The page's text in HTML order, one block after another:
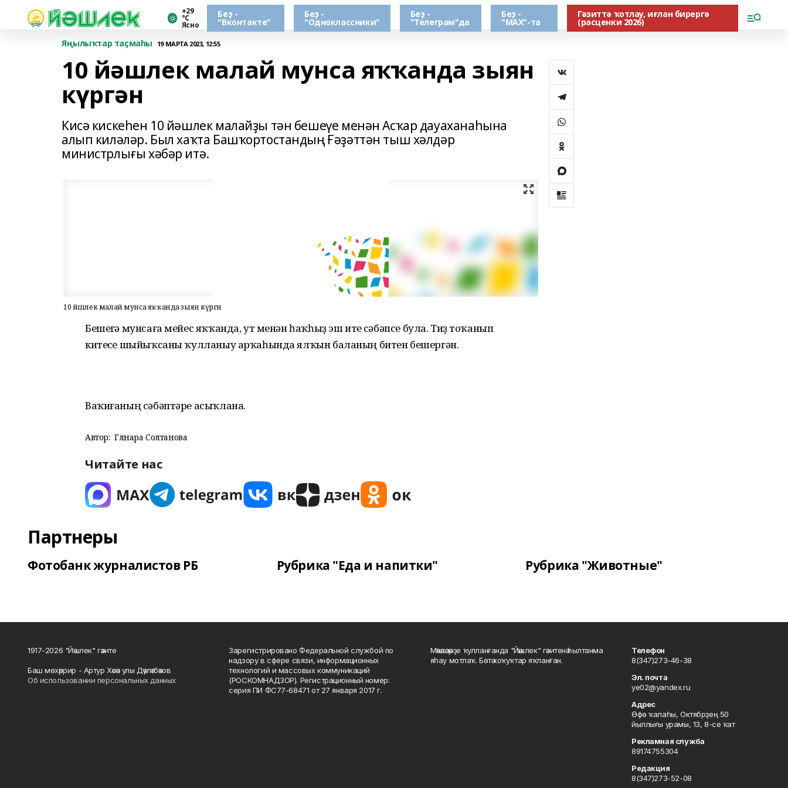
+29
°С
Ясно
Беҙ -
"Вконтакте"
Беҙ -
"Одноклассники"
Беҙ -
"Телеграм"да
Беҙ -
"МАХ"-та
Гәзиттә ҡотлау, иғлан бирергә
(расценки 2026)
Яңылыҡтар таҫмаһы
19 МАРТА 2023, 12:55
10 йәшлек малай мунса яҡҡанда зыян
күргән
Кисә кискеһен 10 йәшлек малайҙы тән бешеүе менән Асҡар дауаханаһына
алып киләләр. Был хаҡта Башҡортостандың Ғәҙәттән тыш хәлдәр
министрлығы хәбәр итә.
10 йәшлек малай мунса яҡҡанда зыян күргән
Бешеүгә мунсаға мейес яҡҡанда, ут менән һаҡһыҙ эш итеү сәбәпсе була. Тиҙ тоҡанып
китеүсе шыйыҡсаны ҡулланыу арҡаһында ялҡын баланың битен бешергән.
Ваҡиғаның сәбәптәре асыҡлана.
Автор: Гөлнара Солтанова
Читайте нас
Партнеры
Фотобанк журналистов РБ Рубрика "Еда и напитки" Рубрика "Животные"
1917-2026 "Йәшлек" гәзите
Баш мөхәррир - Артур Хәсән улы Дәүләтбәков
Об использовании персональных данных
Зарегистрировано Федеральной службой по
надзору в сфере связи, информационных
технологий и массовых коммуникаций
(РОСКОМНАДЗОР). Регистрационный номер:
серия ПИ ФС77-68471 от 27 января 2017 г.
Мәҡәләләрҙе ҡулланғанда "Йәшлек" гәзитенә һылтанма
яһау мотлаҡ. Бөтә хоҡуҡтар яҡланған.
Телефон
8(347)273-46-38
Эл. почта
ye02@yandex.ru
Адрес
Өфө ҡалаһы, Октябрҙең 50
йыллығы урамы, 13, 8-се ҡат
Рекламная служба
89174755304
Редакция
8(347)273-52-08